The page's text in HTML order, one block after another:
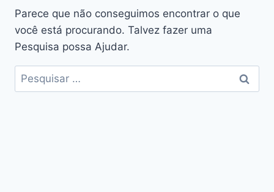
Parece que não conseguimos encontrar o que
você está procurando. Talvez fazer uma
Pesquisa possa Ajudar.
Pesquisar
por: